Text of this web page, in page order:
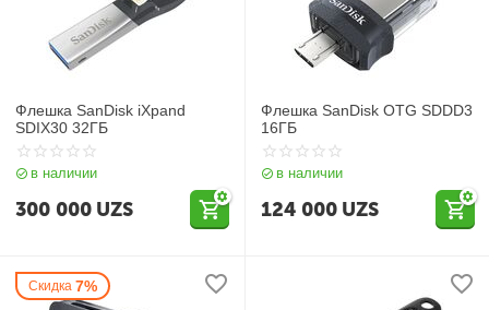
Флешка SanDisk iXpand
SDIX30 32ГБ
в наличии
300 000 UZS
Флешка SanDisk OTG SDDD3
16ГБ
в наличии
124 000 UZS
Скидка 7%